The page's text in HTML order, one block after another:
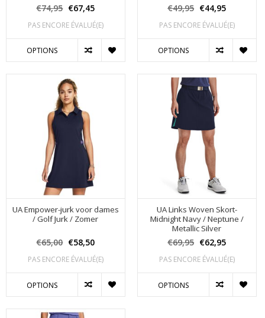
€74,95 €67,45
PAS ENCORE ÉVALUÉ(E)
OPTIONS
€49,95 €44,95
PAS ENCORE ÉVALUÉ(E)
OPTIONS
UA Empower-jurk voor dames
/ Golf Jurk / Zomer
€65,00 €58,50
PAS ENCORE ÉVALUÉ(E)
OPTIONS
UA Links Woven Skort-
Midnight Navy / Neptune /
Metallic Silver
€69,95 €62,95
PAS ENCORE ÉVALUÉ(E)
OPTIONS